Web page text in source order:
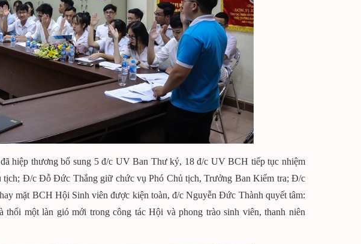
hiệp thương bổ sung 5 đ/c UV Ban Thư ký, 18 đ/c UV BCH tiếp tục nhiệm
Đ/c Đỗ Đức Thắng giữ chức vụ Phó Chủ tịch, Trưởng Ban Kiểm tra; Đ/c
mặt BCH Hội Sinh viên được kiện toàn, đ/c Nguyễn Đức Thành quyết tâm:
thổi một làn gió mới trong công tác Hội và phong trào sinh viên, thanh niên